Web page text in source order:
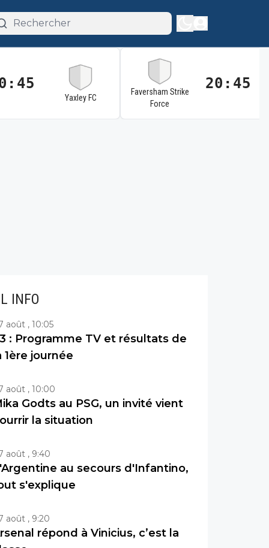
Yaxley FC
Faversham Strike
Force
20:45
INFO
août , 10:05
: Programme TV et résultats de
1ère journée
août , 10:00
Godts au PSG, un invité vient
la situation
août , 9:40
au secours d'Infantino,
s'explique
août , 9:20
répond à Vinicius, c’est la